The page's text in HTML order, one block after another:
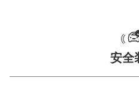
一般的な荷物
安全